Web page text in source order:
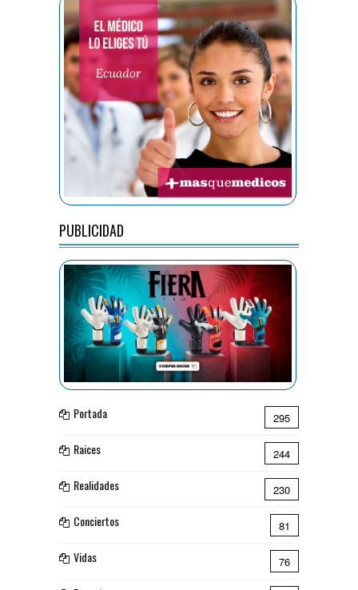
PUBLICIDAD
Portada 295
Raices 244
Realidades 230
Conciertos 81
Vidas 76